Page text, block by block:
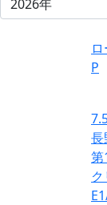
P
長
第